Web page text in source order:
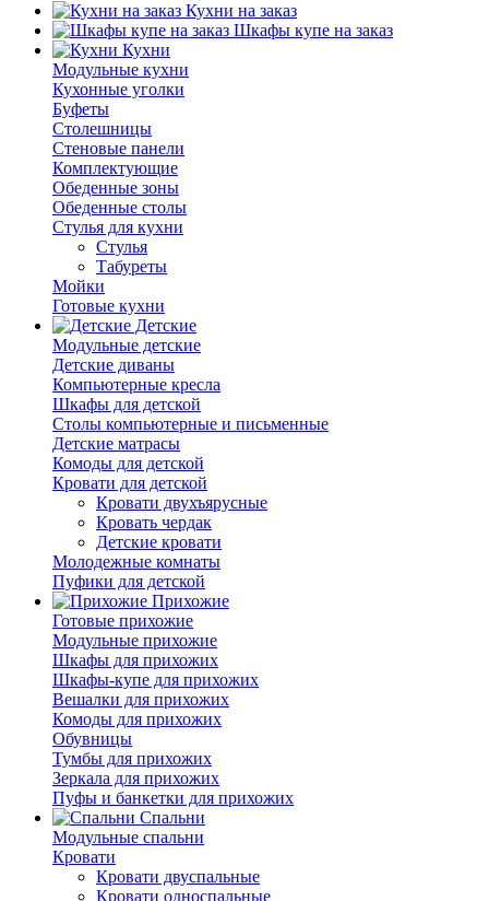
Кухни на заказ
Шкафы купе на заказ
Кухни
Модульные кухни
Кухонные уголки
Буфеты
Столешницы
Стеновые панели
Комплектующие
Обеденные зоны
Обеденные столы
Стулья для кухни
Cтулья
Табуреты
Мойки
Готовые кухни
Детские
Модульные детские
Детские диваны
Компьютерные кресла
Шкафы для детской
Столы компьютерные и письменные
Детские матрасы
Комоды для детской
Кровати для детской
Кровати двухъярусные
Кровать чердак
Детские кровати
Молодежные комнаты
Пуфики для детской
Прихожие
Готовые прихожие
Модульные прихожие
Шкафы для прихожих
Шкафы-купе для прихожих
Вешалки для прихожих
Комоды для прихожих
Обувницы
Тумбы для прихожих
Зеркала для прихожих
Пуфы и банкетки для прихожих
Спальни
Модульные спальни
Кровати
Кровати двуспальные
Кровати односпальные